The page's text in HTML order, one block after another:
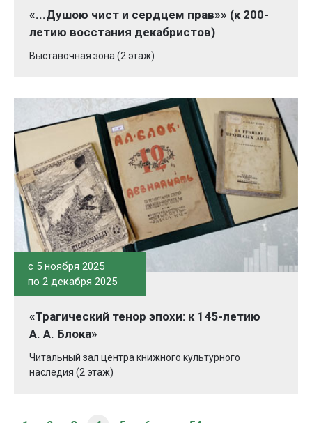
«...Душою чист и сердцем прав»» (к 200-
летию восстания декабристов)
Выставочная зона (2 этаж)
c 5 ноября 2025
по 2 декабря 2025
«Трагический тенор эпохи: к 145-летию
А. А. Блока»
Читальный зал центра книжного культурного
наследия (2 этаж)